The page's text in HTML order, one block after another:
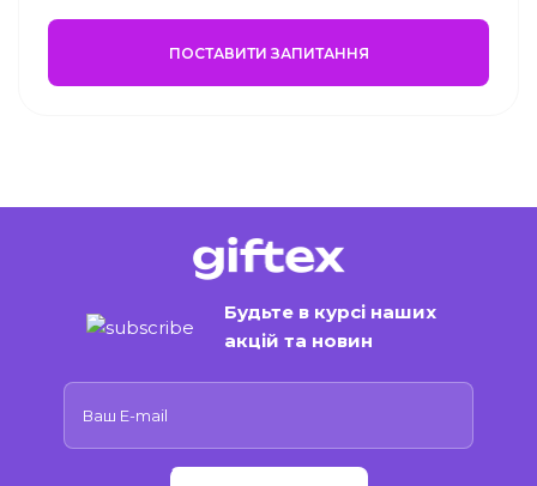
ПОСТАВИТИ ЗАПИТАННЯ
Будьте в курсі наших
акцій та новин